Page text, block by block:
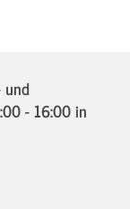
und
- 16:00in